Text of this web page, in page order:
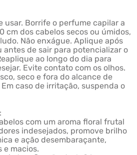
usar. Borrife o perfume capilar a
cm dos cabelos secos ou úmidos,
Não enxágue. Aplique após
antes de sair para potencializar o
ao longo do dia para
Evite contato com os olhos.
seco e fora do alcance de
caso de irritação, suspenda o
com um aroma floral frutal
indesejados, promove brilho
e ação desembaraçante,
e macios.